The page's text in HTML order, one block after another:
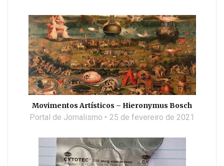
Movimentos Artísticos – Hieronymus Bosch
Portal de Jornalismo 25 de fevereiro de 2021